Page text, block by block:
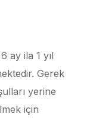
ay ila 1 yıl
Gerek
yerine
için